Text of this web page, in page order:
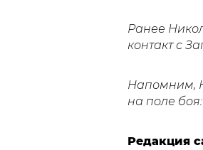
Ранее
контакт с
Напомним,
на поле
Редакция